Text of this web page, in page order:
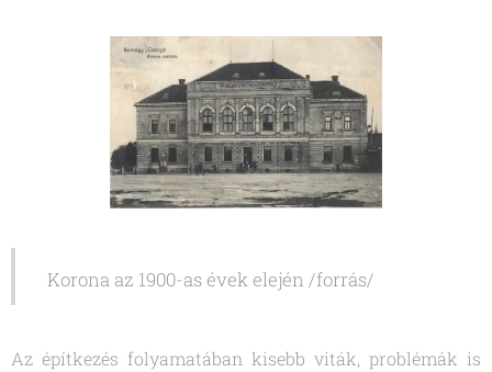
Korona az 1900-as évek elején /forrás/
Az építkezés folyamatában kisebb viták, problémák is